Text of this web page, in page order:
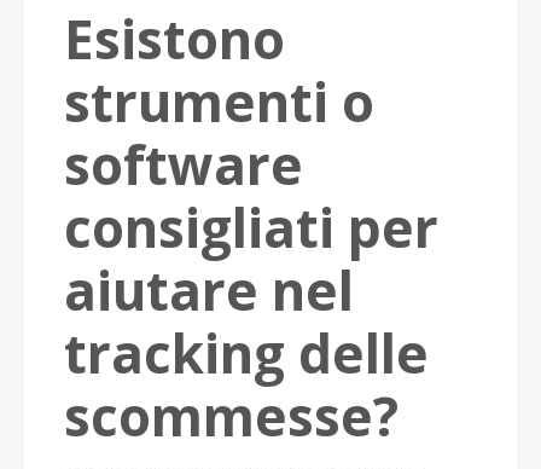
Esistono
strumenti o
software
consigliati per
aiutare nel
tracking delle
scommesse?